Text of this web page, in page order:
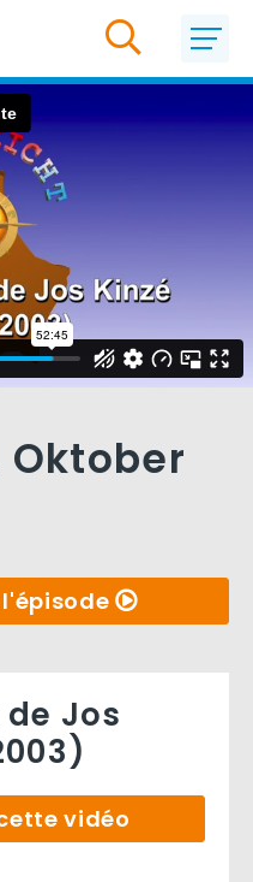
Jos
vidéo